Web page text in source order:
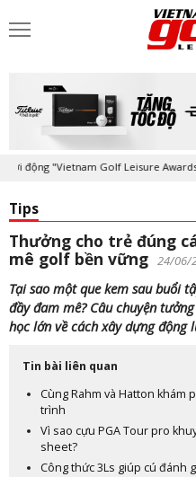
"Vietnam Golf Leisure Awards &
Tips
Thưởng cho trẻ đúng
mê golf bền vững 24/06/
Tại sao một que kem sau buổi
đầy đam mê? Câu chuyện
học lớn về cách xây dựng động
Tin bài liên quan
Cùng Rahm và Hatton khám
trình
Vì sao cựu PGA Tour pro
sheet?
Công thức 3Ls giúp cú đánh